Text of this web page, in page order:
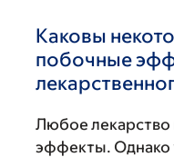
Каковы
побочные
Любое
эффекты. Однако